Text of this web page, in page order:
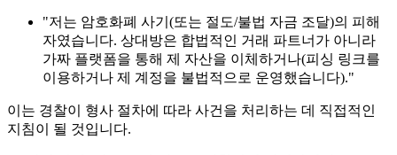
"저는 암호화폐 사기(또는 절도/불법 자금 조달)의 피해
자였습니다. 상대방은 합법적인 거래 파트너가 아니라
가짜 플랫폼을 통해 제 자산을 이체하거나(피싱 링크를
이용하거나 제 계정을 불법적으로 운영했습니다)."
이는 경찰이 형사 절차에 따라 사건을 처리하는 데 직접적인
지침이 될 것입니다.